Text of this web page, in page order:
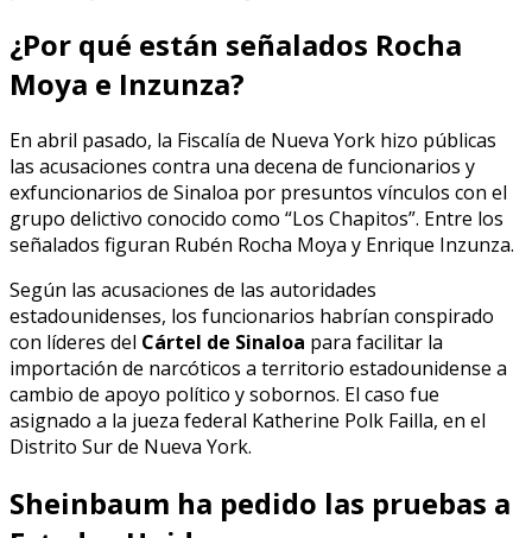
¿Por qué están señalados Rocha
Moya e Inzunza?
En abril pasado, la Fiscalía de Nueva York hizo públicas
las acusaciones contra una decena de funcionarios y
exfuncionarios de Sinaloa por presuntos vínculos con el
grupo delictivo conocido como “Los Chapitos”. Entre los
señalados figuran Rubén Rocha Moya y Enrique Inzunza.
Según las acusaciones de las autoridades
estadounidenses, los funcionarios habrían conspirado
con líderes del Cártel de Sinaloa para facilitar la
importación de narcóticos a territorio estadounidense a
cambio de apoyo político y sobornos. El caso fue
asignado a la jueza federal Katherine Polk Failla, en el
Distrito Sur de Nueva York.
Sheinbaum ha pedido las pruebas a